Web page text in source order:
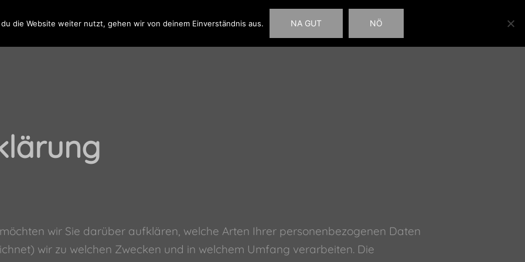
BILDER VIDEOS KONTAKT BUCH DER GÄSTE
wir Sie darüber aufklären, welche Arten Ihrer personenbezogenen Daten
wir zu welchen Zwecken und in welchem Umfang verarbeiten. Die
die Website weiter nutzt, gehen wir von deinem Einverständnis aus. NA GUT NÖ